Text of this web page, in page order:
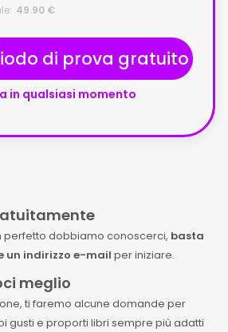
49.90 €
di prova gratuito
in qualsiasi momento
perfetto dobbiamo conoscerci, basta
un indirizzo e-mail per iniziare.
meglio
ti faremo alcune domande per
gusti e proporti libri sempre più adatti